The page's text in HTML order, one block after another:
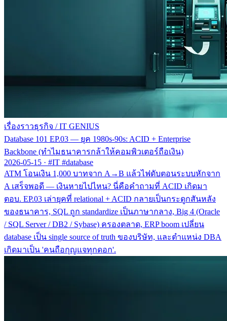
เรื่องราวธุรกิจ / IT GENIUS
Database 101 EP.03 — ยุค 1980s-90s: ACID + Enterprise
Backbone (ทำไมธนาคารกล้าให้คอมพิวเตอร์ถือเงิน)
2026-05-15 · #IT #database
ATM โอนเงิน 1,000 บาทจาก A→B แล้วไฟดับตอนระบบหักจาก
A เสร็จพอดี — เงินหายไปไหน? นี่คือคำถามที่ ACID เกิดมา
ตอบ. EP.03 เล่ายุคที่ relational + ACID กลายเป็นกระดูกสันหลัง
ของธนาคาร, SQL ถูก standardize เป็นภาษากลาง, Big 4 (Oracle
/ SQL Server / DB2 / Sybase) ครองตลาด, ERP boom เปลี่ยน
database เป็น single source of truth ของบริษัท, และตำแหน่ง DBA
เกิดมาเป็น 'คนถือกุญแจทุกดอก'.